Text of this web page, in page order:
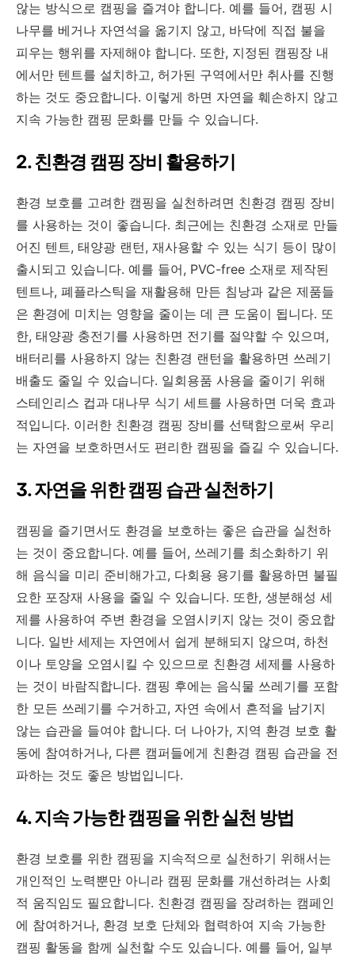
않는 방식으로 캠핑을 즐겨야 합니다. 예를 들어, 캠핑 시
나무를 베거나 자연석을 옮기지 않고, 바닥에 직접 불을
피우는 행위를 자제해야 합니다. 또한, 지정된 캠핑장 내
에서만 텐트를 설치하고, 허가된 구역에서만 취사를 진행
하는 것도 중요합니다. 이렇게 하면 자연을 훼손하지 않고
지속 가능한 캠핑 문화를 만들 수 있습니다.
2. 친환경 캠핑 장비 활용하기
환경 보호를 고려한 캠핑을 실천하려면 친환경 캠핑 장비
를 사용하는 것이 좋습니다. 최근에는 친환경 소재로 만들
어진 텐트, 태양광 랜턴, 재사용할 수 있는 식기 등이 많이
출시되고 있습니다. 예를 들어, PVC-free 소재로 제작된
텐트나, 폐플라스틱을 재활용해 만든 침낭과 같은 제품들
은 환경에 미치는 영향을 줄이는 데 큰 도움이 됩니다. 또
한, 태양광 충전기를 사용하면 전기를 절약할 수 있으며,
배터리를 사용하지 않는 친환경 랜턴을 활용하면 쓰레기
배출도 줄일 수 있습니다. 일회용품 사용을 줄이기 위해
스테인리스 컵과 대나무 식기 세트를 사용하면 더욱 효과
적입니다. 이러한 친환경 캠핑 장비를 선택함으로써 우리
는 자연을 보호하면서도 편리한 캠핑을 즐길 수 있습니다.
3. 자연을 위한 캠핑 습관 실천하기
캠핑을 즐기면서도 환경을 보호하는 좋은 습관을 실천하
는 것이 중요합니다. 예를 들어, 쓰레기를 최소화하기 위
해 음식을 미리 준비해가고, 다회용 용기를 활용하면 불필
요한 포장재 사용을 줄일 수 있습니다. 또한, 생분해성 세
제를 사용하여 주변 환경을 오염시키지 않는 것이 중요합
니다. 일반 세제는 자연에서 쉽게 분해되지 않으며, 하천
이나 토양을 오염시킬 수 있으므로 친환경 세제를 사용하
는 것이 바람직합니다. 캠핑 후에는 음식물 쓰레기를 포함
한 모든 쓰레기를 수거하고, 자연 속에서 흔적을 남기지
않는 습관을 들여야 합니다. 더 나아가, 지역 환경 보호 활
동에 참여하거나, 다른 캠퍼들에게 친환경 캠핑 습관을 전
파하는 것도 좋은 방법입니다.
4. 지속 가능한 캠핑을 위한 실천 방법
환경 보호를 위한 캠핑을 지속적으로 실천하기 위해서는
개인적인 노력뿐만 아니라 캠핑 문화를 개선하려는 사회
적 움직임도 필요합니다. 친환경 캠핑을 장려하는 캠페인
에 참여하거나, 환경 보호 단체와 협력하여 지속 가능한
캠핑 활동을 함께 실천할 수도 있습니다. 예를 들어, 일부